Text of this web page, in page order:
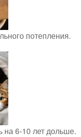
потепления.
на 6-10 лет дольше.